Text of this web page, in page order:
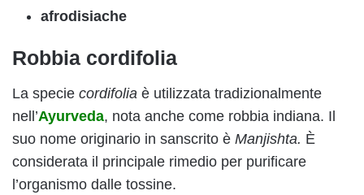
afrodisiache
Robbia cordifolia
La specie cordifolia è utilizzata tradizionalmente
nell’Ayurveda, nota anche come robbia indiana. Il
suo nome originario in sanscrito è Manjishta. È
considerata il principale rimedio per purificare
l’organismo dalle tossine.